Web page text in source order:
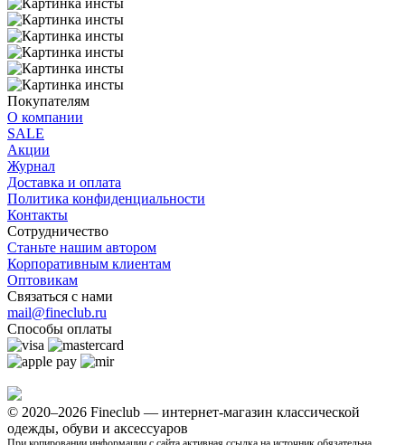
Покупателям
О компании
SALE
Акции
Журнал
Доставка и оплата
Политика конфиденциальности
Контакты
Сотрудничество
Станьте нашим автором
Корпоративным клиентам
Оптовикам
Связаться с нами
mail@fineclub.ru
Способы оплаты
© 2020–2026 Fineclub — интернет-магазин классической
одежды, обуви и аксессуаров